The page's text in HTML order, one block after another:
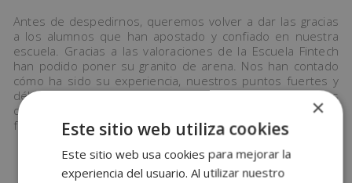
Antes de despedirnos, queremos volver a dar las gracias
a los alumnos que han apostado y confiado en nuestra
escuela. Gracias a las valoraciones de la Escuela Fintech
han podido poner su granito de arena. Nos han contado
cómo ha sido su experiencia, nuestros puntos fuertes y
débiles para seguir mejorando. Nuestro mayor logro es
que nuestros alumnos acaben satisfechos con sus
formaciones.
COMPARTE ESTE POST
×
Este sitio web utiliza cookies
Este sitio web usa cookies para mejorar la
experiencia del usuario. Al utilizar nuestro